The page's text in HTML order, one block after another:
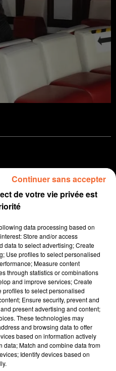
( SOIR )
à Moncoutant
ce vendredi en
Non Merci se sont
Chambre d'Agriculture.
spécialisée dans
volailles est désormais
de votre vie privée est
data processing based on
Store and/or access
data to select advertising; Create
Use profiles to select personalised
Measure content
through statistics or combinations
and improve services; Create
to select personalised
Ensure security, prevent and
present advertising and content;
These technologies may
and browsing data to offer
based on information actively
Match and combine data from
Identify devices based on
Continuer sans accepter